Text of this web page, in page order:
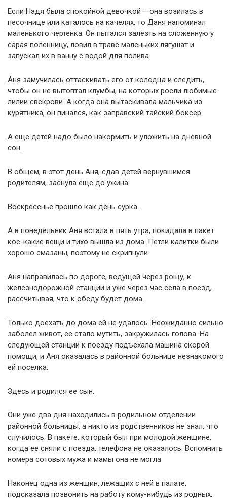
Если Надя была спокойной девочкой – она возилась в
песочнице или каталось на качелях, то Даня напоминал
маленького чертенка. Он пытался залезть на сложенную у
сарая поленницу, ловил в траве маленьких лягушат и
запускал их в ванну с водой для полива.
Аня замучилась оттаскивать его от колодца и следить,
чтобы он не вытоптал клумбы, на которых росли любимые
лилии свекрови. А когда она вытаскивала мальчика из
курятника, он пинался, как заправский тайский боксер.
А еще детей надо было накормить и уложить на дневной
сон.
В общем, в этот день Аня, сдав детей вернувшимся
родителям, заснула еще до ужина.
Воскресенье прошло как день сурка.
А в понедельник Аня встала в пять утра, покидала в пакет
кое-какие вещи и тихо вышла из дома. Петли калитки были
хорошо смазаны, поэтому не скрипнули.
Аня направилась по дороге, ведущей через рощу, к
железнодорожной станции и уже через час села в поезд,
рассчитывая, что к обеду будет дома.
Только доехать до дома ей не удалось. Неожиданно сильно
заболел живот, ее стало мутить, закружилась голова. На
следующей станции к поезду подъехала машина скорой
помощи, и Аня оказалась в районной больнице незнакомого
ей поселка.
Здесь и родился ее сын.
Они уже два дня находились в родильном отделении
районной больницы, а никто из родственников не знал, что
случилось. В пакете, который был при молодой женщине,
когда ее сняли с поезда, телефона не оказалось. Вспомнить
номера сотовых мужа и мамы она не могла.
Наконец одна из женщин, лежащих с ней в палате,
подсказала позвонить на работу кому-нибудь из родных.